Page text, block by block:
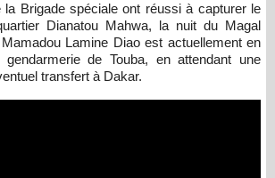
la Brigade spéciale ont réussi à capturer le
Dianatou Mahwa, la nuit du Magal
Lamine Diao est actuellement en
de Touba, en attendant une
transfert à Dakar.